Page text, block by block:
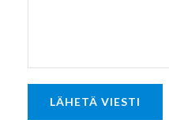
o
r
LÄHETÄ VIESTI